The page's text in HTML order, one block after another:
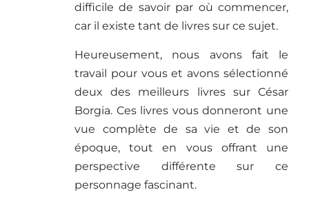
difficile de savoir par où commencer,
car il existe tant de livres sur ce sujet.
Heureusement, nous avons fait le
travail pour vous et avons sélectionné
deux des meilleurs livres sur César
Borgia. Ces livres vous donneront une
vue complète de sa vie et de son
époque, tout en vous offrant une
perspective différente sur ce
personnage fascinant.